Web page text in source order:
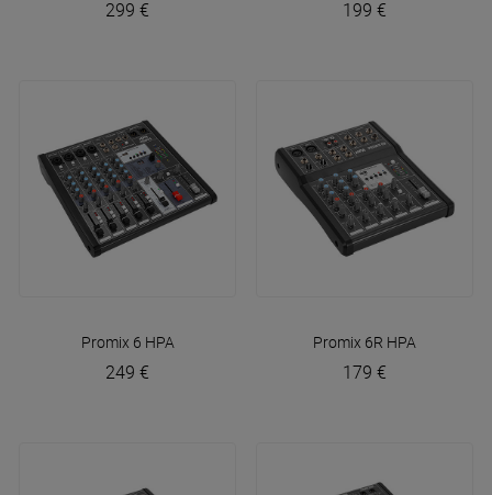
299 € 199 €
Promix 6 HPA
249 €
Promix 6R HPA
179 €